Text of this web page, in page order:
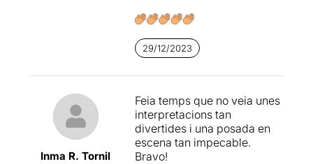
Aquesta representació la
Teatre La Sala
29/12/2023
Inma R. Tornil
Feia temps que no veia unes
interpretacions tan
divertides i una posada en
escena tan impecable.
Bravo!